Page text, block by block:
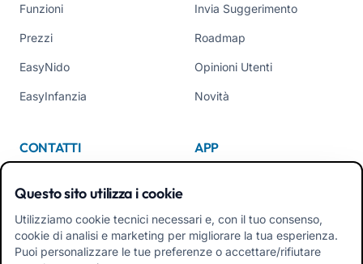
Funzioni
Prezzi
EasyNido
EasyInfanzia
Invia Suggerimento
Roadmap
Opinioni Utenti
Novità
CONTATTI
Contattaci
Tel +39 02 84152514
APP
Questo sito utilizza i cookie
Utilizziamo cookie tecnici necessari e, con il tuo consenso,
cookie di analisi e marketing per migliorare la tua esperienza.
Puoi personalizzare le tue preferenze o accettare/rifiutare